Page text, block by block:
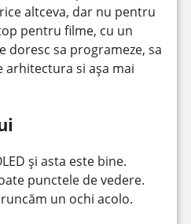
altceva, dar nu pentru
pentru filme, cu un
doresc sa programeze, sa
arhitectura si așa mai
și asta este bine.
punctele de vedere.
un ochi acolo.